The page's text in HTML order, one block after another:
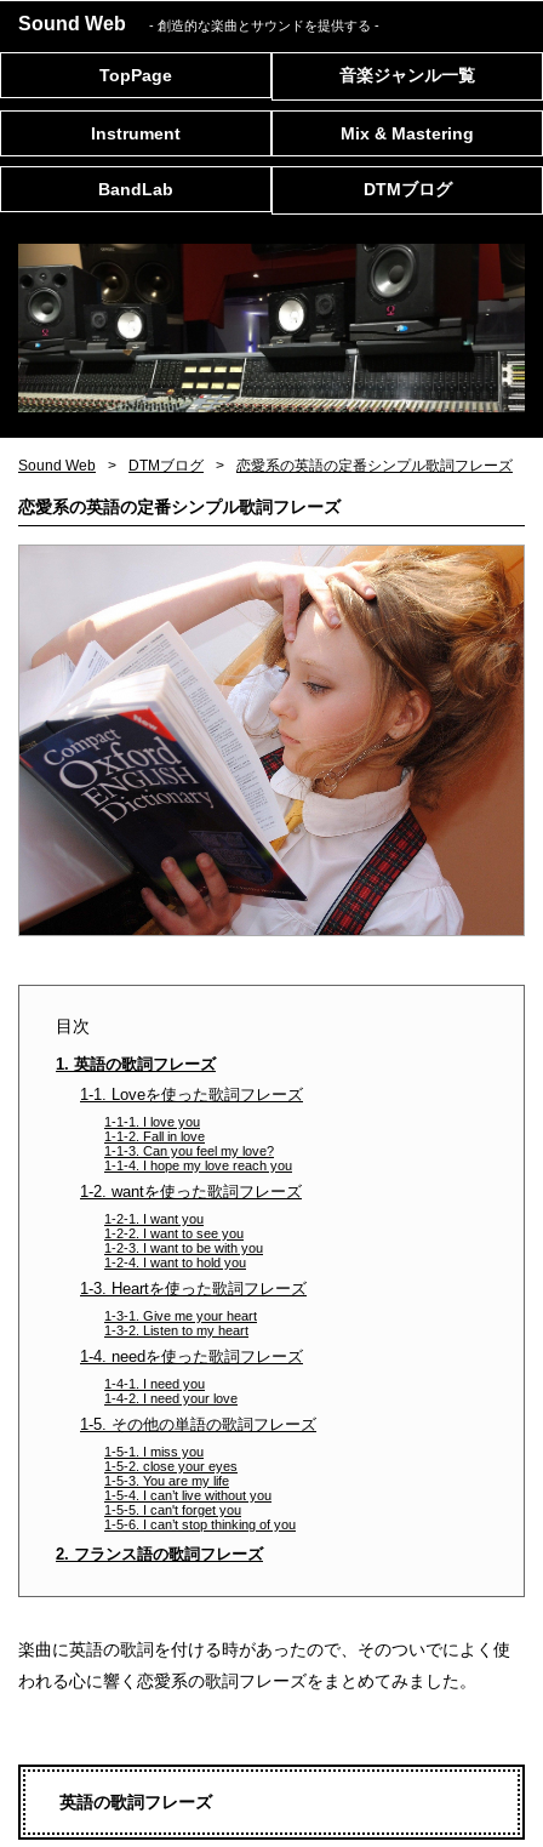
Sound Web - 創造的な楽曲とサウンドを提供する -
TopPage 音楽ジャンル一覧
Instrument Mix & Mastering
BandLab DTMブログ
Sound Web DTMブログ 恋愛系の英語の定番シンプル歌詞フレーズ
恋愛系の英語の定番シンプル歌詞フレーズ
目次
1. 英語の歌詞フレーズ
1-1. Loveを使った歌詞フレーズ
1-1-1. I love you
1-1-2. Fall in love
1-1-3. Can you feel my love?
1-1-4. I hope my love reach you
1-2. wantを使った歌詞フレーズ
1-2-1. I want you
1-2-2. I want to see you
1-2-3. I want to be with you
1-2-4. I want to hold you
1-3. Heartを使った歌詞フレーズ
1-3-1. Give me your heart
1-3-2. Listen to my heart
1-4. needを使った歌詞フレーズ
1-4-1. I need you
1-4-2. I need your love
1-5. その他の単語の歌詞フレーズ
1-5-1. I miss you
1-5-2. close your eyes
1-5-3. You are my life
1-5-4. I can’t live without you
1-5-5. I can't forget you
1-5-6. I can’t stop thinking of you
2. フランス語の歌詞フレーズ
楽曲に英語の歌詞を付ける時があったので、そのついでによく使
われる心に響く恋愛系の歌詞フレーズをまとめてみました。
英語の歌詞フレーズ